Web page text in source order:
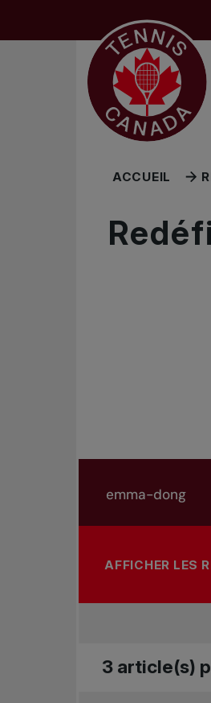
ACCUEIL
Rechercher par
AFFICHER LES
3 article(s)